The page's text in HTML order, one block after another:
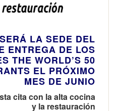
LA SEDE DEL
ENTREGA DE LOS
THE WORLD’S 50
EL PRÓXIMO
MES DE JUNIO
cita con la alta cocina
y la restauración